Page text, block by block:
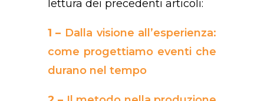
lettura dei precedenti articoli:
1 – Dalla visione all’esperienza:
come progettiamo eventi che
durano nel tempo